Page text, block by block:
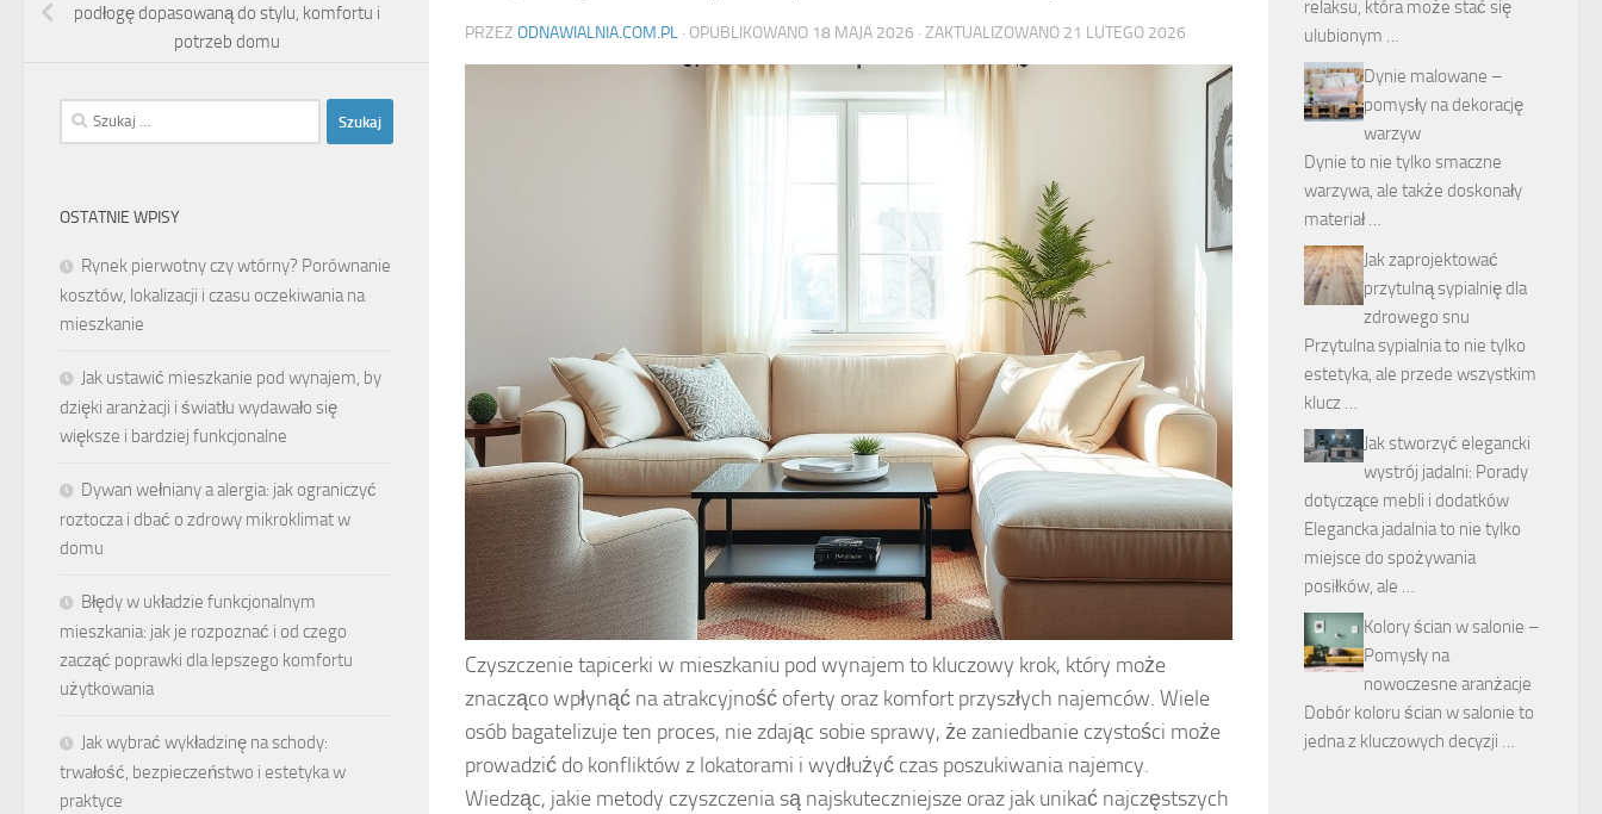
PRZEZ ODNAWIALNIA.COM.PL · OPUBLIKOWANO 18 MAJA 2026 · ZAKTUALIZOWANO 21 LUTEGO 2026
Czyszczenie tapicerki w mieszkaniu pod wynajem to kluczowy krok, który może
znacząco wpłynąć na atrakcyjność oferty oraz komfort przyszłych najemców. Wiele
osób bagatelizuje ten proces, nie zdając sobie sprawy, że zaniedbanie czystości może
prowadzić do konfliktów z lokatorami i wydłużyć czas poszukiwania najemcy.
Wiedząc, jakie metody czyszczenia są najskuteczniejsze oraz jak unikać najczęstszych
podłogę dopasowaną do stylu, komfortu i
potrzeb domu
Szukaj:
OSTATNIE WPISY
Rynek pierwotny czy wtórny? Porównanie
kosztów, lokalizacji i czasu oczekiwania na
mieszkanie
Jak ustawić mieszkanie pod wynajem, by
dzięki aranżacji i światłu wydawało się
większe i bardziej funkcjonalne
Dywan wełniany a alergia: jak ograniczyć
roztocza i dbać o zdrowy mikroklimat w
domu
Błędy w układzie funkcjonalnym
mieszkania: jak je rozpoznać i od czego
zacząć poprawki dla lepszego komfortu
użytkowania
Jak wybrać wykładzinę na schody:
trwałość, bezpieczeństwo i estetyka w
praktyce
relaksu, która może stać się
ulubionym …
Dynie malowane –
pomysły na dekorację
warzyw
Dynie to nie tylko smaczne
warzywa, ale także doskonały
materiał …
Jak zaprojektować
przytulną sypialnię dla
zdrowego snu
Przytulna sypialnia to nie tylko
estetyka, ale przede wszystkim
klucz …
Jak stworzyć elegancki
wystrój jadalni: Porady
dotyczące mebli i dodatków
Elegancka jadalnia to nie tylko
miejsce do spożywania
posiłków, ale …
Kolory ścian w salonie –
Pomysły na
nowoczesne aranżacje
Dobór koloru ścian w salonie to
jedna z kluczowych decyzji …